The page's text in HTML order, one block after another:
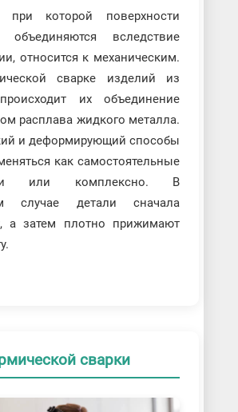
при которой поверхности
объединяются вследствие
относится к механическим.
сварке изделий из
их объединение
расплава жидкого металла.
и деформирующий способы
как самостоятельные
или комплексно. В
случае детали сначала
а затем плотно прижимают
сварки